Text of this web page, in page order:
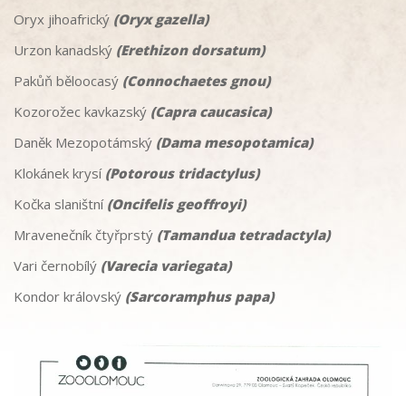
Oryx jihoafrický (Oryx gazella)
Urzon kanadský (Erethizon dorsatum)
Pakůň běloocasý (Connochaetes gnou)
Kozorožec kavkazský (Capra caucasica)
Daněk Mezopotámský (Dama mesopotamica)
Klokánek krysí (Potorous tridactylus)
Kočka slaništní (Oncifelis geoffroyi)
Mravenečník čtyřprstý (Tamandua tetradactyla)
Vari černobílý (Varecia variegata)
Kondor královský (Sarcoramphus papa)